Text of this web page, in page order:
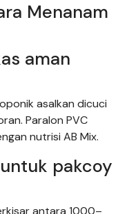
Menanam
aman
asalkan dicuci
Paralon PVC
nutrisi AB Mix.
pakcoy
antara 1000–